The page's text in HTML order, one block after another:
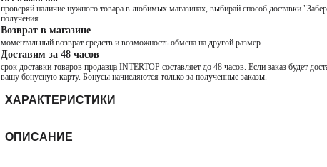
проверяй наличие нужного товара в любимых магазинах, выбирай способ доставки
получения
Возврат в магазине
моментальный возврат средств и возможность обмена на другой размер
Доставим за 48 часов
срок доставки товаров продавца INTERTOP составляет до 48 часов. Если заказ будет
вашу бонусную карту. Бонусы начисляются только за полученные заказы.
ХАРАКТЕРИСТИКИ
ОПИСАНИЕ